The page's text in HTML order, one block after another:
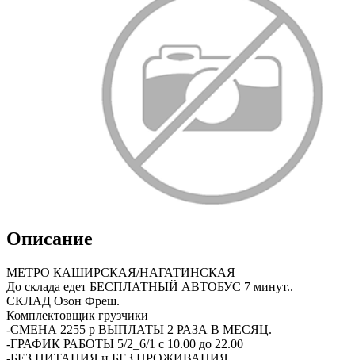
Описание
МЕТРО КАШИРСКАЯ/НАГАТИНСКАЯ
До склада едет БЕСПЛАТНЫЙ АВТОБУС 7 минут..
СКЛАД Озон Фреш.
Комплектовщик грузчики
-СМЕНА 2255 р ВЫПЛАТЫ 2 РАЗА В МЕСЯЦ.
-ГРАФИК РАБОТЫ 5/2_6/1 с 10.00 до 22.00